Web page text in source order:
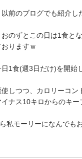
前のブログでも紹介し
おのずとこの日は1食と
りますｗ
日1食(週3日だけ)を開始
使しつつ、カロリーコン
イナス10キロからのキ
私モーリーになんでも